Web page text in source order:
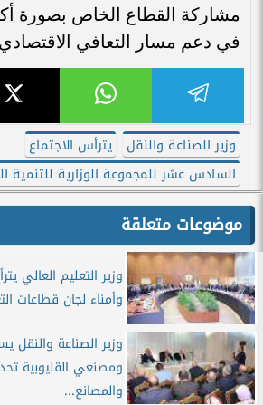
مشاركة القطاع الخاص بصورة
في دعم مسار التعافي
وزير الصناعة والنقل
يترأس الاجتماع
السادس عشر للمجموعة الوزارية للتنمية
موضوعات متعلقة
وزير التعليم العالي
وأمناء لجان قطاعات
وزير الصناعة
ومصنعي القليوبية
والمصانع...